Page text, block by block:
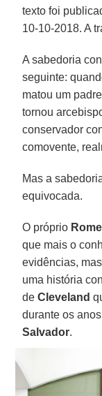
texto foi
10-10-2018. A
A sabedoria
seguinte:
matou um
tornou
conservador
comovente,
Mas a
equivocada.
O próprio
que mais o
evidências,
uma história
deCleveland
durante os
Salvador.